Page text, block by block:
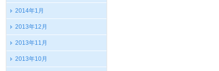
2014年1月
2013年12月
2013年11月
2013年10月